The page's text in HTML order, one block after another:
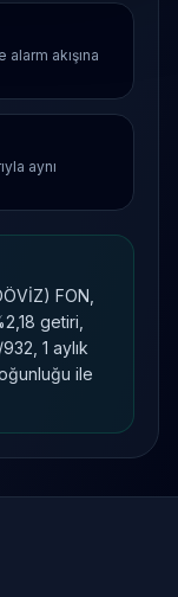
akışına
aynı
FON,
getiri,
1 aylık
ile